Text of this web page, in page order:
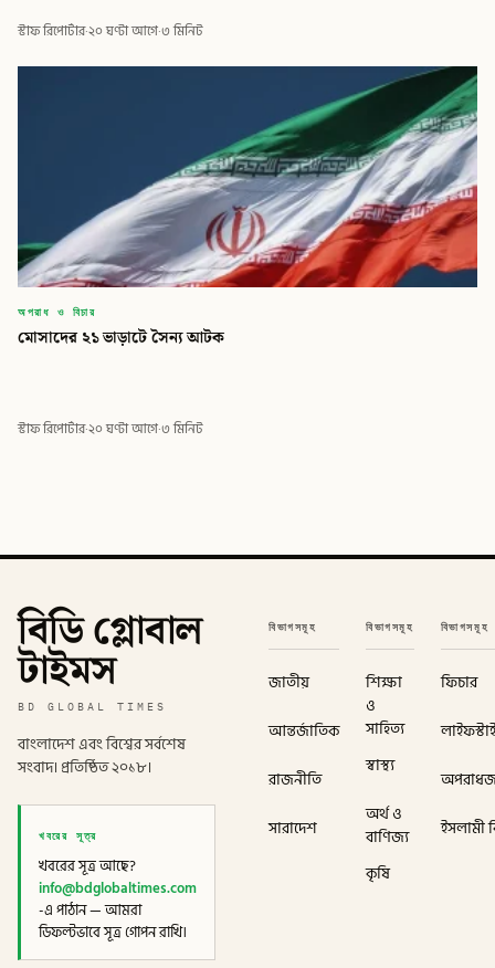
স্টাফ রিপোর্টার·২০ ঘণ্টা আগে·৩ মিনিট
অপরাধ ও বিচার
মোসাদের ২১ ভাড়াটে সৈন্য আটক
স্টাফ রিপোর্টার·২০ ঘণ্টা আগে·৩ মিনিট
বিডি গ্লোবাল
টাইমস
BD GLOBAL TIMES
বাংলাদেশ এবং বিশ্বের সর্বশেষ
সংবাদ। প্রতিষ্ঠিত ২০১৮।
খবরের সূত্র
খবরের সূত্র আছে?
info@bdglobaltimes.com
-এ পাঠান — আমরা
ডিফল্টভাবে সূত্র গোপন রাখি।
বিভাগসমূহ
জাতীয়
আন্তর্জাতিক
রাজনীতি
সারাদেশ
বিভাগসমূহ
শিক্ষা
ও
সাহিত্য
স্বাস্থ্য
অর্থ ও
বাণিজ্য
কৃষি
বিভাগসমূহ
ফিচার
ইসলামী